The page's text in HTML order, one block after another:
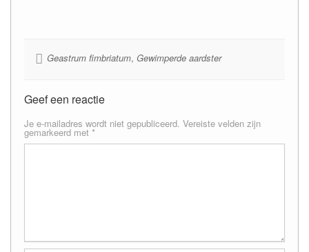
Geastrum fimbriatum, Gewimperde aardster
Geef een reactie
Je e-mailadres wordt niet gepubliceerd. Vereiste velden zijn
gemarkeerd met *